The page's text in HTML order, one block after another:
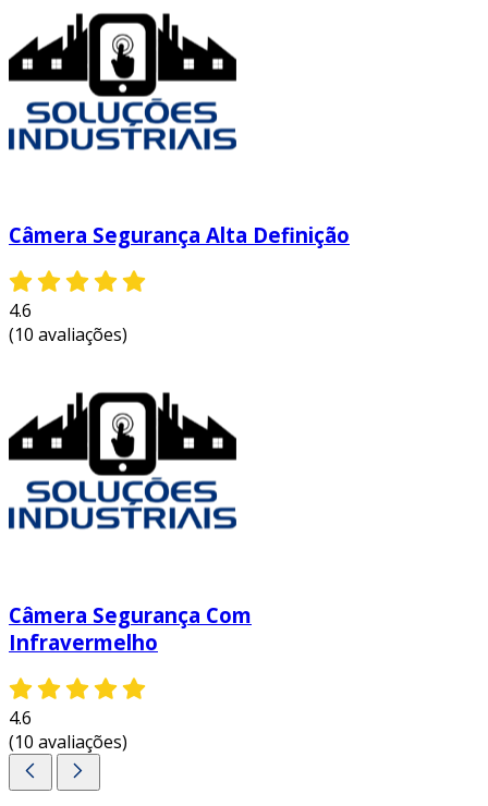
Câmera Segurança Alta Definição
4.6
(10 avaliações)
Câmera Segurança Com
Infravermelho
4.6
(10 avaliações)